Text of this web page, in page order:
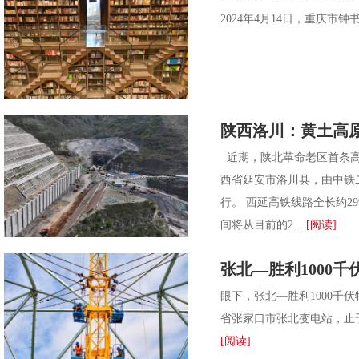
2024年4月14日，重庆市钟
陕西洛川：黄土高
近期，陕北革命老区首条
西省延安市洛川县，由中
行。 西延高铁线路全长约
间将从目前的2... [阅读]
张北—胜利1000千
眼下，张北—胜利1000千
省张家口市张北变电站，止
[阅读]